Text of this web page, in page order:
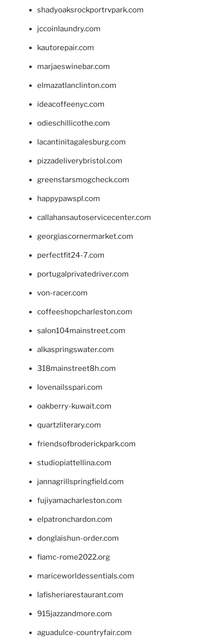
shadyoaksrockportrvpark.com
jccoinlaundry.com
kautorepair.com
marjaeswinebar.com
elmazatlanclinton.com
ideacoffeenyc.com
odieschillicothe.com
lacantinitagalesburg.com
pizzadeliverybristol.com
greenstarsmogcheck.com
happypawspl.com
callahansautoservicecenter.com
georgiascornermarket.com
perfectfit24-7.com
portugalprivatedriver.com
von-racer.com
coffeeshopcharleston.com
salon104mainstreet.com
alkaspringswater.com
318mainstreet8h.com
lovenailsspari.com
oakberry-kuwait.com
quartzliterary.com
friendsofbroderickpark.com
studiopiattellina.com
jannagrillspringfield.com
fujiyamacharleston.com
elpatronchardon.com
donglaishun-order.com
fiamc-rome2022.org
mariceworldessentials.com
lafisheriarestaurant.com
915jazzandmore.com
aguadulce-countryfair.com